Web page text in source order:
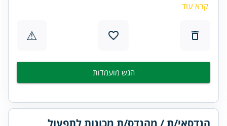
קרא עוד
⚠
הגש מועמדות
הנדסאי/ת / מהנדס/ת מכונות לתפעול